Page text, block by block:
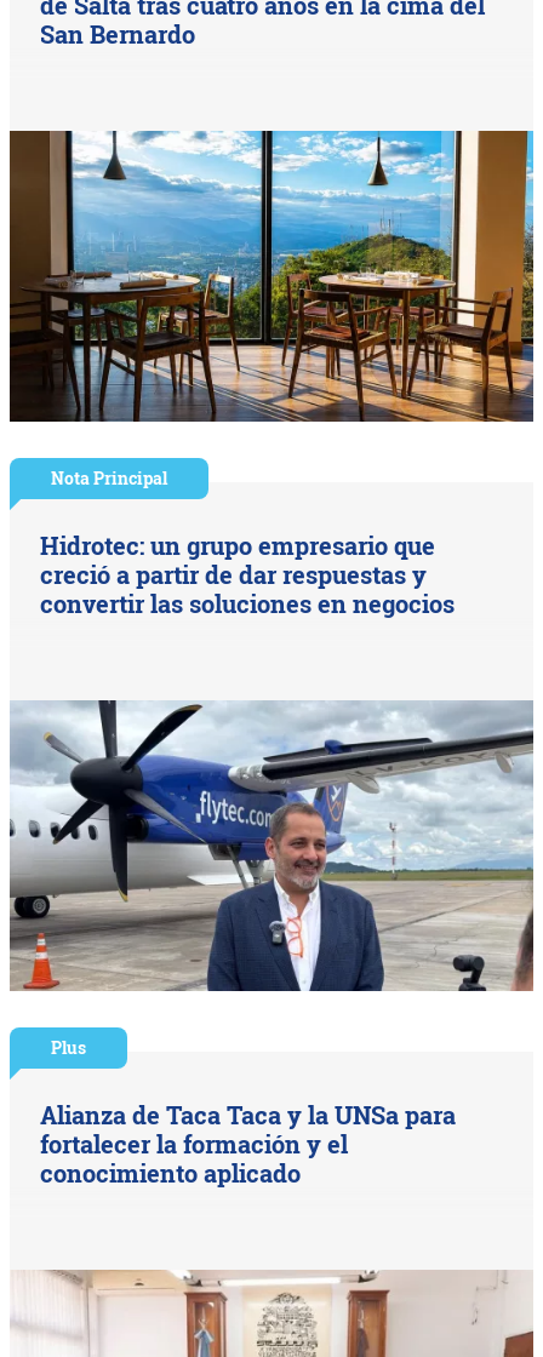
San Bernardo
Nota Principal
Hidrotec: un grupo empresario que
creció a partir de dar respuestas y
convertir las soluciones en negocios
Plus
Alianza de Taca Taca y la UNSa para
fortalecer la formación y el
conocimiento aplicado